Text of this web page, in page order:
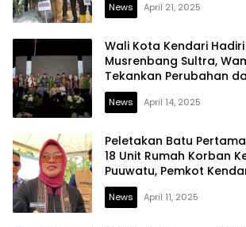
News April 21, 2025
Wali Kota Kendari
Musrenbang Sultra,
Tekankan Perubahan
Program Pembangunan
News April 14, 2025
Peletakan Batu
18 Unit Rumah Korban
Puuwatu, Pemkot
Rp1,8 Miliar
News April 11, 2025